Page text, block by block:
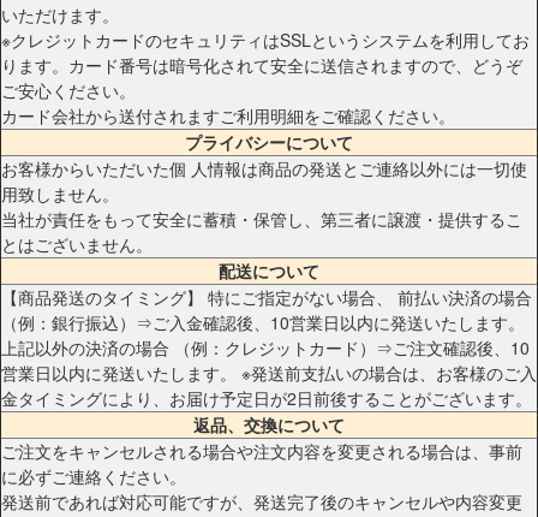
いただけます。
※クレジットカードのセキュリティはSSLというシステムを利用してお
ります。カード番号は暗号化されて安全に送信されますので、どうぞ
ご安心ください。
カード会社から送付されますご利用明細をご確認ください。
プライバシーについて
お客様からいただいた個 人情報は商品の発送とご連絡以外には一切使
用致しません。
当社が責任をもって安全に蓄積・保管し、第三者に譲渡・提供するこ
とはございません。
配送について
【商品発送のタイミング】 特にご指定がない場合、 前払い決済の場合
（例：銀行振込）⇒ご入金確認後、10営業日以内に発送いたします。
上記以外の決済の場合 （例：クレジットカード）⇒ご注文確認後、10
営業日以内に発送いたします。 ※発送前支払いの場合は、お客様のご入
金タイミングにより、お届け予定日が2日前後することがございます。
返品、交換について
ご注文をキャンセルされる場合や注文内容を変更される場合は、事前
に必ずご連絡ください。
発送前であれば対応可能ですが、発送完了後のキャンセルや内容変更